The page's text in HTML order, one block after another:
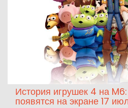
История игрушек 4 на
появятся на экране 17